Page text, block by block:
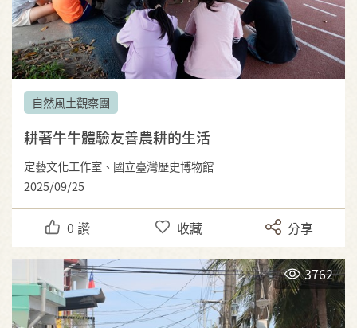
自然風土觀察團
耕著牛牛體驗友善農耕的生活
定藝文化工作室、國立臺灣歷史博物館
2025/09/25
0 讚 收藏 分享
3762